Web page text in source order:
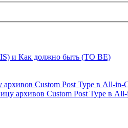
и Как должно быть (TO BE)
Custom Post Type в All-in-
архивов Custom Post Type в